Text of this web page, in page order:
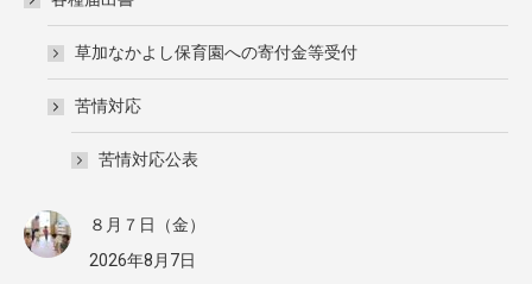
草加なかよし保育園への寄付金等受付
苦情対応
苦情対応公表
８月７日（金）
2026年8月7日